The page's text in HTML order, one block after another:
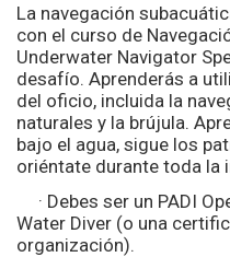
La navegación
con el curso de
Underwater Navigator
desafío. Aprenderás a
del oficio, incluida la
naturales y la brújula.
bajo el agua, sigue los
oriéntate durante toda la
· Debes ser un PADI
Water Diver (o una
organización).